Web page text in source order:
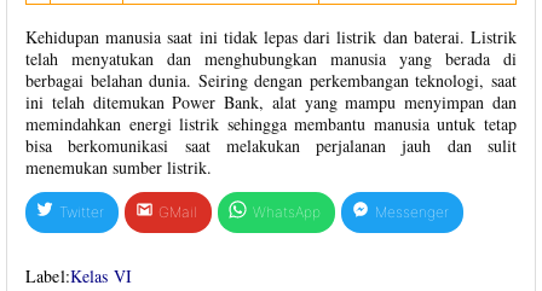
Kehidupan manusia saat ini tidak lepas dari listrik dan baterai. Listrik
telah menyatukan dan menghubungkan manusia yang berada di
berbagai belahan dunia. Seiring dengan perkembangan teknologi, saat
ini telah ditemukan Power Bank, alat yang mampu menyimpan dan
memindahkan energi listrik sehingga membantu manusia untuk tetap
bisa berkomunikasi saat melakukan perjalanan jauh dan sulit
menemukan sumber listrik.
Twitter GMail WhatsApp Messenger
Label:Kelas VI